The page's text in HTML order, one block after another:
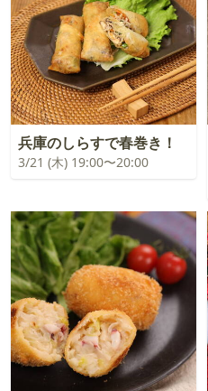
兵庫のしらすで春巻き！
3/21 (木) 19:00〜20:00